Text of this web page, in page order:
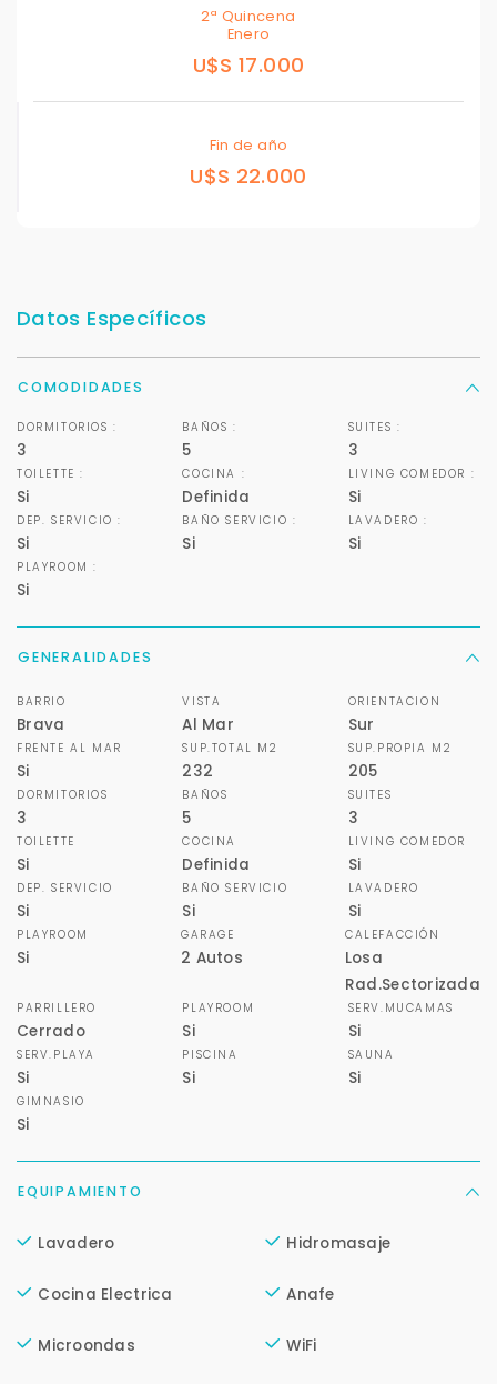
2ª Quincena
Enero
U$S 17.000
Fin de año
U$S 22.000
Datos Específicos
COMODIDADES
DORMITORIOS :
3
BAÑOS :
5
SUITES :
3
TOILETTE :
Si
COCINA :
Definida
LIVING COMEDOR :
Si
DEP. SERVICIO :
Si
BAÑO SERVICIO :
Si
LAVADERO :
Si
PLAYROOM :
Si
GENERALIDADES
BARRIO
Brava
VISTA
Al Mar
ORIENTACION
Sur
FRENTE AL MAR
Si
SUP.TOTAL M2
232
SUP.PROPIA M2
205
DORMITORIOS
3
BAÑOS
5
SUITES
3
TOILETTE
Si
COCINA
Definida
LIVING COMEDOR
Si
DEP. SERVICIO
Si
BAÑO SERVICIO
Si
LAVADERO
Si
PLAYROOM
Si
GARAGE
2 Autos
CALEFACCIÓN
Losa
Rad.Sectorizada
PARRILLERO
Cerrado
PLAYROOM
Si
SERV.MUCAMAS
Si
SERV.PLAYA
Si
PISCINA
Si
SAUNA
Si
GIMNASIO
Si
EQUIPAMIENTO
Lavadero Hidromasaje
Cocina Electrica Anafe
Microondas WiFi